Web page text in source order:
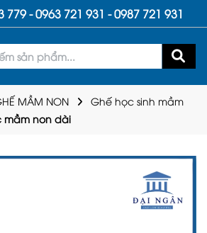
779-0963 721 931 -0987 721 931
MẦM NON
Ghế học sinh mầm
mầm non dài